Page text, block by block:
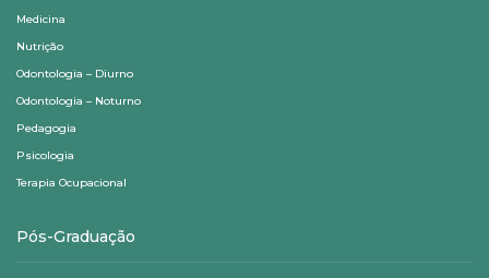
Medicina
Nutrição
Odontologia – Diurno
Odontologia – Noturno
Pedagogia
Psicologia
Terapia Ocupacional
Pós-Graduação